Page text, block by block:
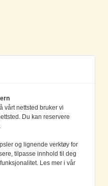
Billingstad
vårt nettsted bruker vi
Du kan reservere
og lignende verktøy for
tilpasse innhold til deg
Les mer i vår